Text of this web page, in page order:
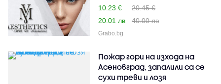
10.23 €
20.45 €
20.01 лв
40.00 лв
Grabo.bg
Пожар гори на изхода на
Асеновград, запалили са се
сухи треви и лозя